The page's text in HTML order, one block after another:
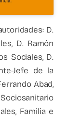
D.
D. Ramón
Sociales, D.
Jefe de la
Abad,
Familia e